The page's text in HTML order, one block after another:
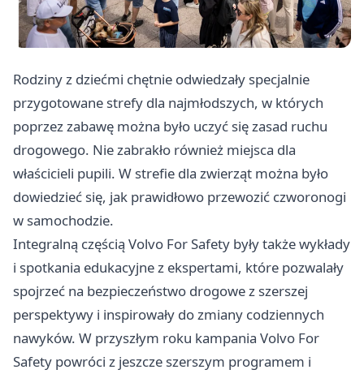
Rodziny z dziećmi chętnie odwiedzały specjalnie
przygotowane strefy dla najmłodszych, w których
poprzez zabawę można było uczyć się zasad ruchu
drogowego. Nie zabrakło również miejsca dla
właścicieli pupili. W strefie dla zwierząt można było
dowiedzieć się, jak prawidłowo przewozić czworonogi
w samochodzie.
Integralną częścią Volvo For Safety były także wykłady
i spotkania edukacyjne z ekspertami, które pozwalały
spojrzeć na bezpieczeństwo drogowe z szerszej
perspektywy i inspirowały do zmiany codziennych
nawyków. W przyszłym roku kampania Volvo For
Safety powróci z jeszcze szerszym programem i